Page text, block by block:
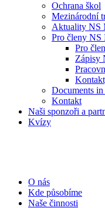
Ochrana škol
Mezinárodní
Aktuality NS
Pro členy NS
Pro
Zápisy
Documents
Kontakt
Naši sponzoři a
Kvízy
O nás
Kde působíme
Naše činnosti